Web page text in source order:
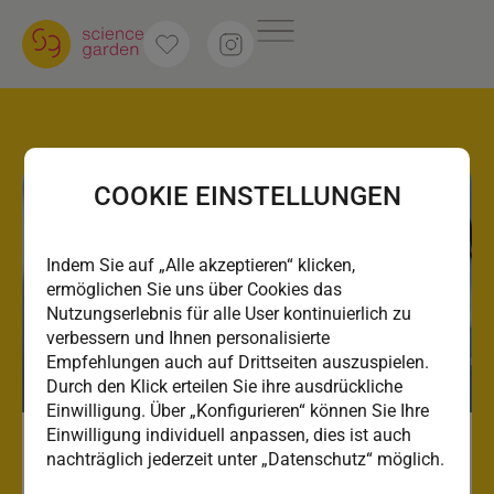
COOKIE EINSTELLUNGEN
Indem Sie auf „Alle akzeptieren“ klicken,
ermöglichen Sie uns über Cookies das
Nutzungserlebnis für alle User kontinuierlich zu
verbessern und Ihnen personalisierte
Empfehlungen auch auf Drittseiten auszuspielen.
Durch den Klick erteilen Sie ihre ausdrückliche
Einwilligung. Über „Konfigurieren“ können Sie Ihre
Einwilligung individuell anpassen, dies ist auch
nachträglich jederzeit unter „Datenschutz“ möglich.